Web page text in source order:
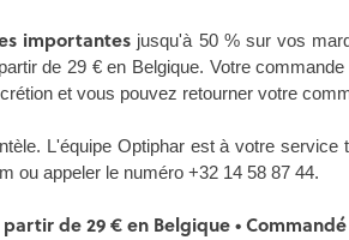
importantes jusqu'à 50 % sur vos
de 29 € en Belgique. Votre
et vous pouvez retourner votre
L'équipe Optiphar est à votre
ou appeler le numéro +32 14 58 87 44.
de 29 € en Belgique •